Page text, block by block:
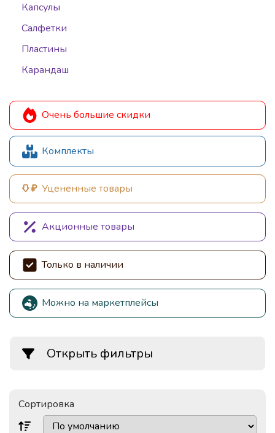
Капсулы
Салфетки
Пластины
Карандаш
Очень большие скидки
Комплекты
Уцененные товары
Акционные товары
Только в наличии
Можно на маркетплейсы
Открыть фильтры
Сортировка